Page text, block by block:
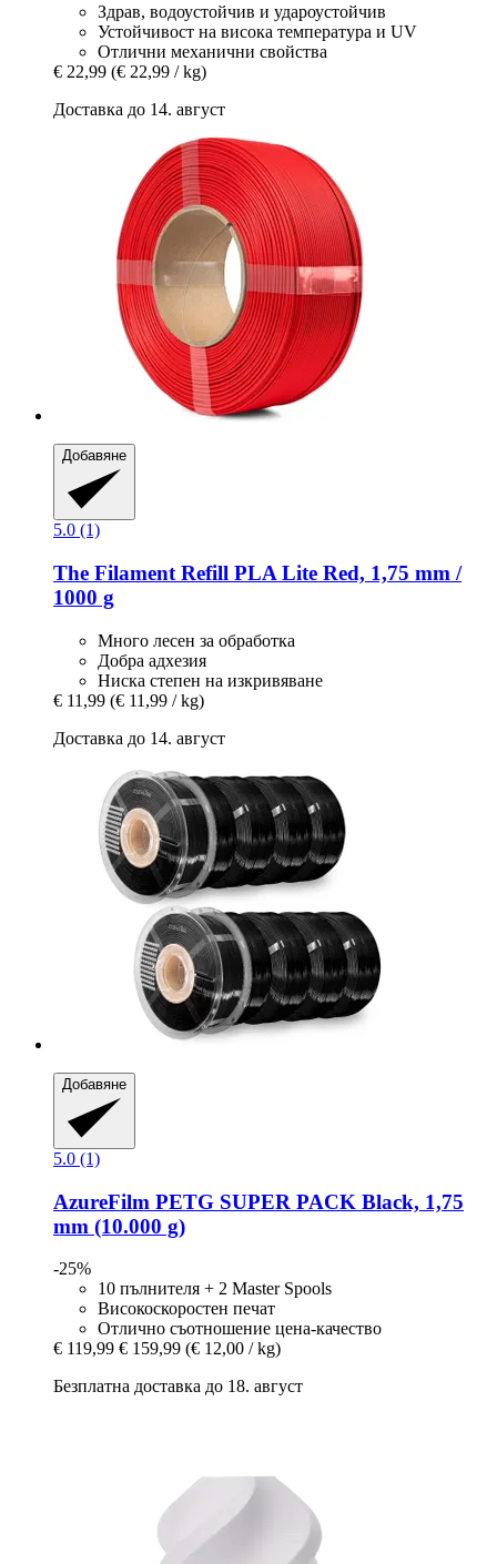
Здрав, водоустойчив и удароустойчив
Устойчивост на висока температура и UV
Отлични механични свойства
€ 22,99 (€ 22,99 / kg)
Доставка до 14. август
Добавяне
5.0 (1)
The Filament Refill PLA Lite Red, 1,75 mm /
1000 g
Много лесен за обработка
Добра адхезия
Ниска степен на изкривяване
€ 11,99 (€ 11,99 / kg)
Доставка до 14. август
Добавяне
5.0 (1)
AzureFilm PETG SUPER PACK Black, 1,75
mm (10.000 g)
-25%
10 пълнителя + 2 Master Spools
Високоскоростен печат
Отлично съотношение цена-качество
€ 119,99 € 159,99 (€ 12,00 / kg)
Безплатна доставка до 18. август